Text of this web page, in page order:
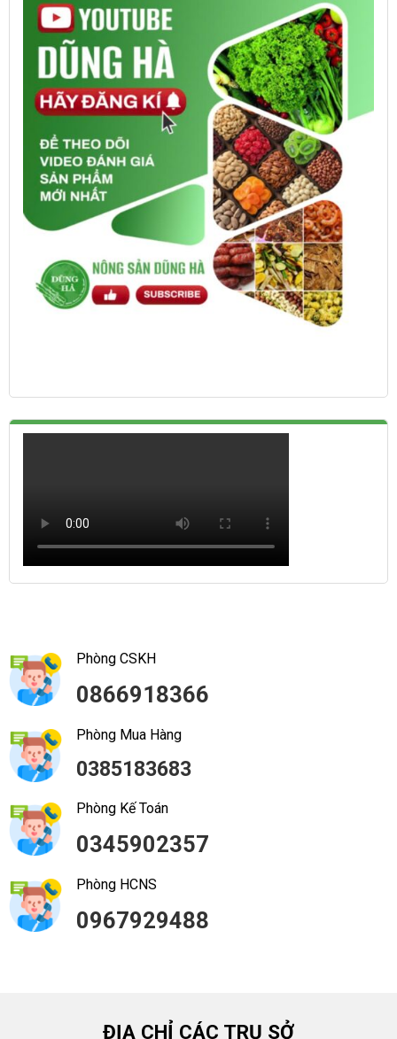
Phòng CSKH
0866918366
Phòng Mua Hàng
0385183683
Phòng Kế Toán
0345902357
Phòng HCNS
0967929488
ĐỊA CHỈ CÁC TRỤ SỞ